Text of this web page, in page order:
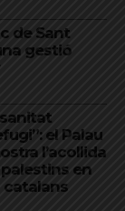
de Sant
gestió
el Palau
l’acollida
en